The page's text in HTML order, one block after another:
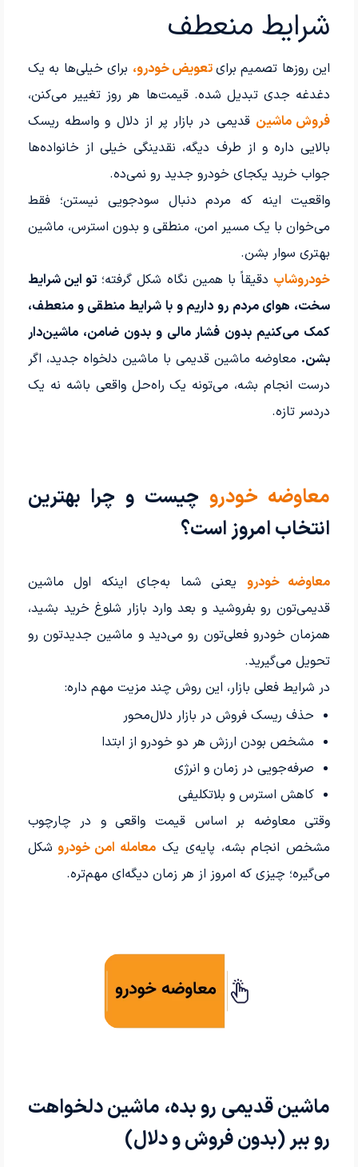
شرایط منعطف
این روزها تصمیم برایتعویض خودرو، برای خیلی‌ها به یک
دغدغه جدی تبدیل شده. قیمت‌ها هر روز تغییر می‌کنن،
فروش ماشین قدیمی در بازار پر از دلال و واسطه ریسک
بالایی داره و از طرف دیگه، نقدینگی خیلی از خانواده‌ها
جواب خرید یکجای خودرو جدید رو نمی‌ده.
واقعیت اینه که مردم دنبال سودجویی نیستن؛ فقط
می‌خوان با یک مسیر امن، منطقی و بدون استرس، ماشین
بهتری سوار بشن.
خودروشاپ دقیقاً با همین نگاه شکل گرفته؛ تو این شرایط
سخت، هوای مردم رو داریم و با شرایط منطقی و منعطف،
کمک می‌کنیم بدون فشار مالی و بدون ضامن، ماشین‌دار
بشن. معاوضه ماشین قدیمی با ماشین دلخواه جدید، اگر
درست انجام بشه، می‌تونه یک راه‌حل واقعی باشه نه یک
دردسر تازه.
معاوضه خودرو چیست و چرا بهترین
انتخاب امروز است؟
معاوضه خودرو یعنی شما به‌جای اینکه اول ماشین
قدیمی‌تون رو بفروشید و بعد وارد بازار شلوغ خرید بشید،
همزمان خودرو فعلی‌تون رو می‌دید و ماشین جدیدتون رو
تحویل می‌گیرید.
در شرایط فعلی بازار، این روش چند مزیت مهم داره:
حذف ریسک فروش در بازار دلال‌محور
مشخص بودن ارزش هر دو خودرو از ابتدا
صرفه‌جویی در زمان و انرژی
کاهش استرس و بلاتکلیفی
وقتی معاوضه بر اساس قیمت واقعی و در چارچوب
مشخص انجام بشه، پایه‌ی یک معامله امن خودرو شکل
می‌گیره؛ چیزی که امروز از هر زمان دیگه‌ای مهم‌تره.
ماشین قدیمی رو بده، ماشین دلخواهت
رو ببر (بدون فروش و دلال)